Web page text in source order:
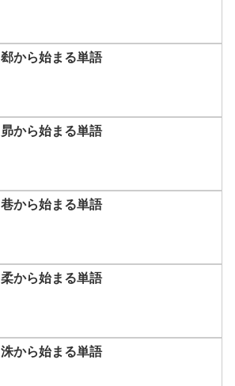
郄から始まる単語
昴から始まる単語
巷から始まる単語
柔から始まる単語
洙から始まる単語